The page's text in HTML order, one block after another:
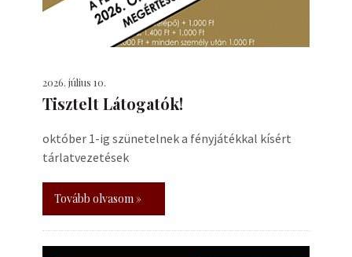
2026. július 10.
Tisztelt Látogatók!
október 1-ig szünetelnek a fényjátékkal kísért
tárlatvezetések
Tovább olvasom »